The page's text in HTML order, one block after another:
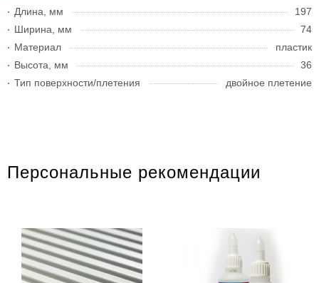
Длина, мм
197
Ширина, мм
74
Материал
пластик
Высота, мм
36
Тип поверхности/плетения
двойное плетение
Персональные рекомендации